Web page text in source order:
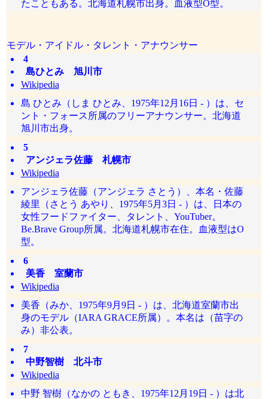
たこともある。北海道札幌市出身。血液型O型。
モデル・アイドル・タレント・アナウンサー
4
島ひとみ 旭川市
Wikipedia
島 ひとみ（しま ひとみ、1975年12月16日 - ）は、セ
ント・フォース所属のフリーアナウンサー。北海道
旭川市出身。
5
アンジェラ佐藤 札幌市
Wikipedia
アンジェラ佐藤（アンジェラ さとう）、本名・佐藤
綾里（さとう あやり、1975年5月3日 - ）は、日本の
女性フードファイター、タレント、YouTuber。
Be.Brave Group所属。北海道札幌市在住。血液型はO
型。
6
美香 室蘭市
Wikipedia
美香（みか、1975年9月9日 - ）は、北海道室蘭市出
身のモデル（IARA GRACE所属）。本名は（苗字の
み）非公表。
7
中野智樹 北斗市
Wikipedia
中野 智樹（なかの ともき、1975年12月19日 - ）は北